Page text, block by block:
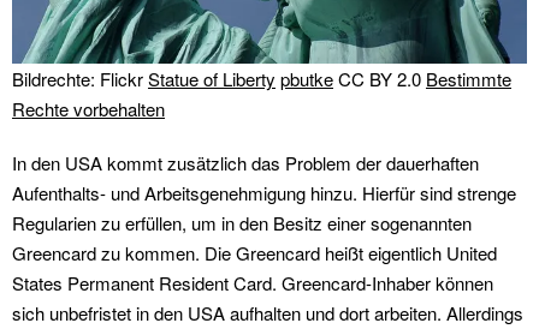
Bildrechte: FlickrStatue of Liberty pbutkeCC BY 2.0 Bestimmte
Rechte vorbehalten
In den USA kommt zusätzlich das Problem der dauerhaften
Aufenthalts- und Arbeitsgenehmigung hinzu. Hierfür sind strenge
Regularien zu erfüllen, um in den Besitz einer sogenannten
Greencard zu kommen. Die Greencard heißt eigentlich United
States Permanent Resident Card. Greencard-Inhaber können
sich unbefristet in den USA aufhalten und dort arbeiten. Allerdings